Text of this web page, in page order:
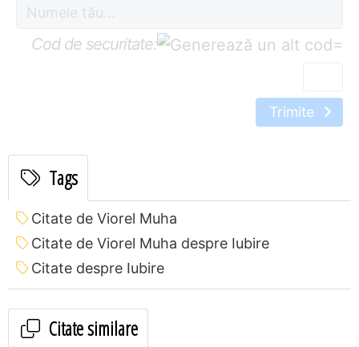
Cod de securitate: =
Trimite
Tags
Citate de Viorel Muha
Citate de Viorel Muha despre Iubire
Citate despre Iubire
Citate similare